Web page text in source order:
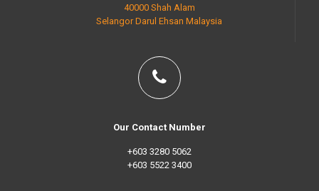
40000 Shah Alam
Selangor Darul Ehsan Malaysia
Our Contact Number
+603 3280 5062
+603 5522 3400